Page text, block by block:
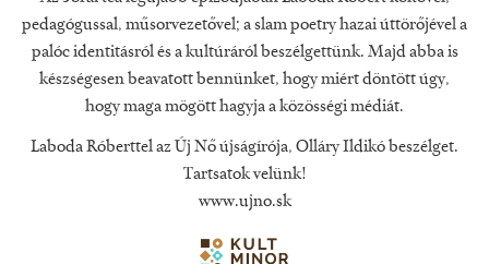
pedagógussal, műsorvezetővel; a slam poetry hazai úttörőjével a
palóc identitásról és a kultúráról beszélgettünk. Majd abba is
készségesen beavatott bennünket, hogy miért döntött úgy,
hogy maga mögött hagyja a közösségi médiát.
Laboda Róberttel az Új Nő újságírója, Olláry Ildikó beszélget.
Tartsatok velünk!
www.ujno.sk